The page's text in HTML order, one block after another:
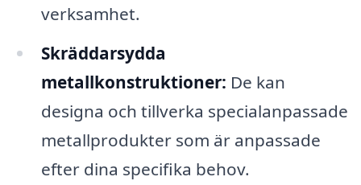
verksamhet.
Skräddarsydda
metallkonstruktioner: De kan
designa och tillverka specialanpassade
metallprodukter som är anpassade
efter dina specifika behov.